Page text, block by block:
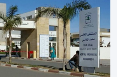
مسجلا
الأمريكية الآجلة […]